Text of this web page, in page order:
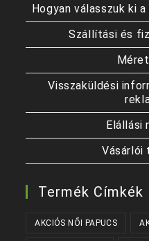
Hogyan válasszuk ki
Szállítási és
Visszaküldési
Elállási
Vásárlói
Termék Címkék
AKCIÓS NŐI PAPUCS